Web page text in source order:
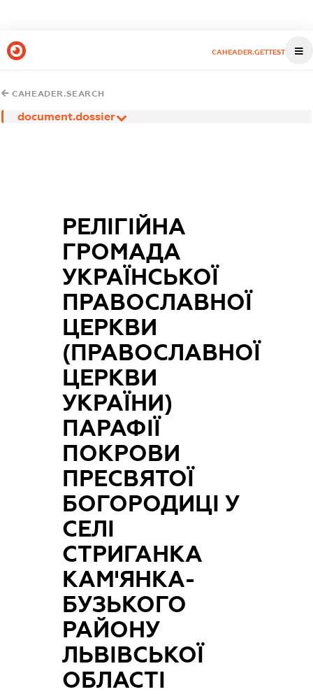
CAHEADER.GETTEST
CAHEADER.SEARCH
document.dossier
РЕЛІГІЙНА
ГРОМАДА
УКРАЇНСЬКОЇ
ПРАВОСЛАВНОЇ
ЦЕРКВИ
(ПРАВОСЛАВНОЇ
ЦЕРКВИ
УКРАЇНИ)
ПАРАФІЇ
ПОКРОВИ
ПРЕСВЯТОЇ
БОГОРОДИЦІ У
СЕЛІ
СТРИГАНКА
КАМ'ЯНКА-
БУЗЬКОГО
РАЙОНУ
ЛЬВІВСЬКОЇ
ОБЛАСТІ